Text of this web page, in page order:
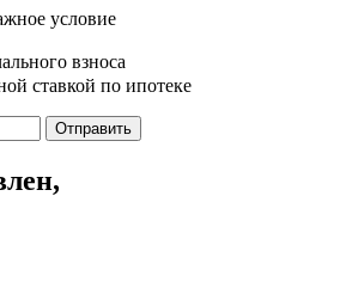
условие
взноса
ставкой по ипотеке
Отправить